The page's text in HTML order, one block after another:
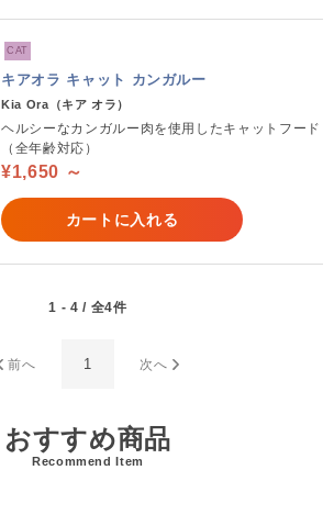
CAT
キアオラ キャット カンガルー
Kia Ora（キア オラ）
ヘルシーなカンガルー肉を使用したキャットフード
（全年齢対応）
¥1,650 ～
カートに入れる
1 - 4 / 全4件
前へ 1 次へ
おすすめ商品
Recommend Item